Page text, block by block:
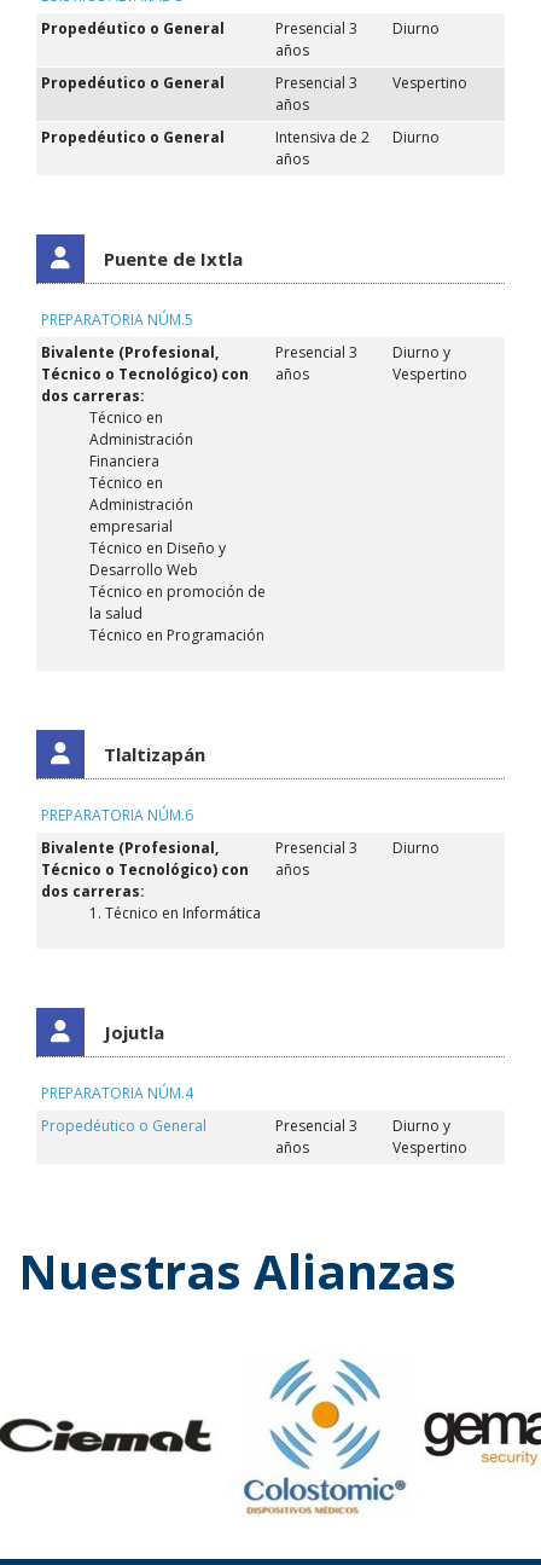
Propedéutico o General
Presencial 3
años
Diurno
Propedéutico o General
Presencial 3
años
Vespertino
Propedéutico o General
Intensiva de 2
años
Diurno
Puente de Ixtla
PREPARATORIA NÚM.5
Bivalente (Profesional,
Técnico o Tecnológico) con
dos carreras:
Técnico en
Administración
Financiera
Técnico en
Administración
empresarial
Técnico en Diseño y
Desarrollo Web
Técnico en promoción de
la salud
Técnico en Programación
Presencial 3
años
Diurno y
Vespertino
Tlaltizapán
PREPARATORIA NÚM.6
Bivalente (Profesional,
Técnico o Tecnológico) con
dos carreras:
1. Técnico en Informática
Presencial 3
años
Diurno
Jojutla
PREPARATORIA NÚM.4
Propedéutico o General
Presencial 3
años
Diurno y
Vespertino
Nuestras Alianzas